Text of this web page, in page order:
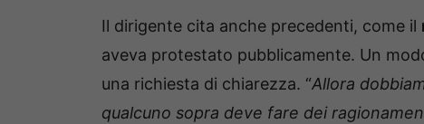
Il dirigente cita anche precedenti, come il
aveva protestato pubblicamente. Un
una richiesta di chiarezza. “Allora
qualcuno sopra deve fare dei